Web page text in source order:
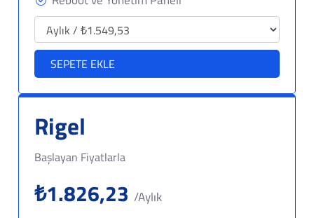
SEPETE EKLE
Rigel
Başlayan Fiyatlarla
₺1.826,23/Aylık